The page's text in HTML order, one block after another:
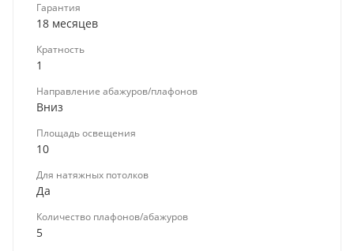
Гарантия
18 месяцев
Кратность
1
Направление абажуров/плафонов
Вниз
Площадь освещения
10
Для натяжных потолков
Да
Количество плафонов/абажуров
5